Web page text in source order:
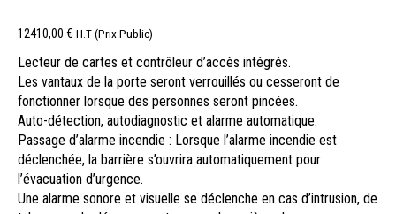
12410,00 € H.T (Prix Public)
Lecteur de cartes et contrôleur d’accès intégrés.
Les vantaux de la porte seront verrouillés ou cesseront de
fonctionner lorsque des personnes seront pincées.
Auto-détection, autodiagnostic et alarme automatique.
Passage d’alarme incendie : Lorsque l’alarme incendie est
déclenchée, la barrière s’ouvrira automatiquement pour
l’évacuation d’urgence.
Une alarme sonore et visuelle se déclenche en cas d’intrusion, de